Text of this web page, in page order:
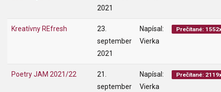
2021
Kreatívny REfresh
23.
september
2021
Napísal:
Vierka
Prečítané:
Poetry JAM 2021/22
21.
september
Napísal:
Vierka
Prečítané: